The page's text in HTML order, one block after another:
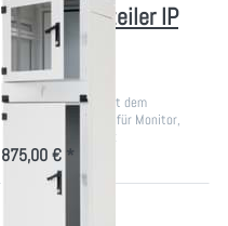
Industrieverteiler IP
30, für die
Produktion
kompakte Station mit dem
geschützten Bereich für Monitor,
Tastatur und Technik
875,00 € *